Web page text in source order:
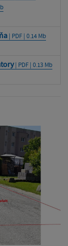
| PDF | 0.14 Mb
| PDF | 0.13 Mb